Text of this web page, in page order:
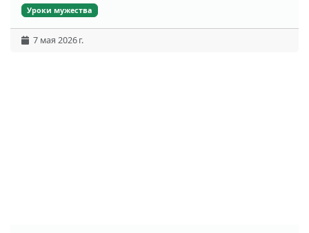
Уроки мужества
7 мая 2026 г.